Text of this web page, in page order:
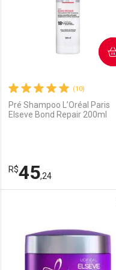
(10)
Pré Shampoo L’Oréal Paris
Elseve Bond Repair 200ml
R$45,24
COMPRAR
Laboratório
Por Menos